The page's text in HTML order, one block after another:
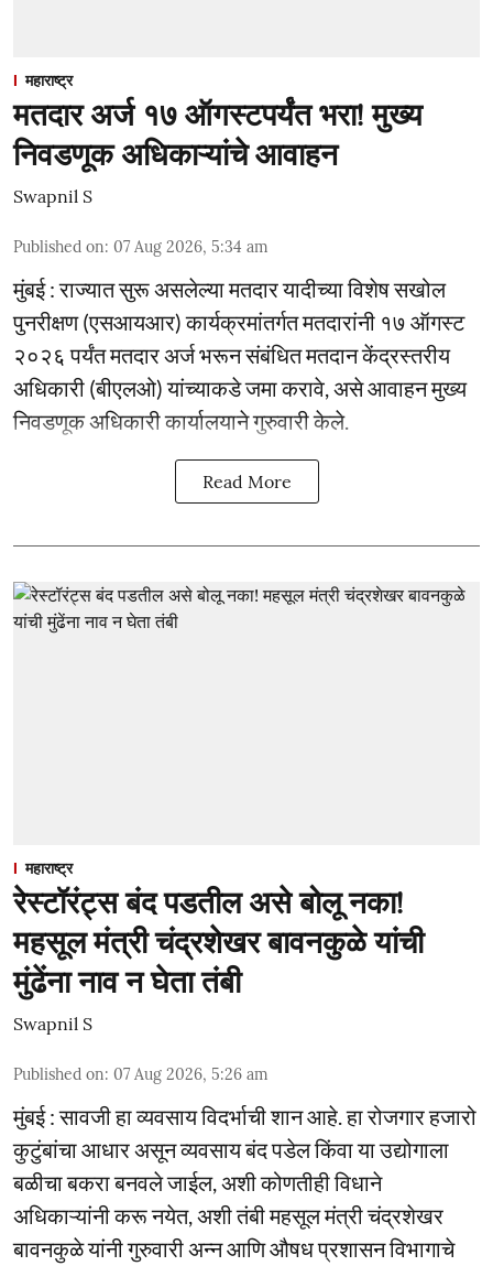
महाराष्ट्र
मतदार अर्ज १७ ऑगस्टपर्यंत भरा! मुख्य
निवडणूक अधिकाऱ्यांचे आवाहन
Swapnil S
Published on: 07 Aug 2026, 5:34 am
मुंबई : राज्यात सुरू असलेल्या मतदार यादीच्या विशेष सखोल
पुनरीक्षण (एसआयआर) कार्यक्रमांतर्गत मतदारांनी १७ ऑगस्ट
२०२६ पर्यंत मतदार अर्ज भरून संबंधित मतदान केंद्रस्तरीय
अधिकारी (बीएलओ) यांच्याकडे जमा करावे, असे आवाहन मुख्य
निवडणूक अधिकारी कार्यालयाने गुरुवारी केले.
Read More
महाराष्ट्र
रेस्टॉरंट्स बंद पडतील असे बोलू नका!
महसूल मंत्री चंद्रशेखर बावनकुळे यांची
मुंढेंना नाव न घेता तंबी
Swapnil S
Published on: 07 Aug 2026, 5:26 am
मुंबई : सावजी हा व्यवसाय विदर्भाची शान आहे. हा रोजगार हजारो
कुटुंबांचा आधार असून व्यवसाय बंद पडेल किंवा या उद्योगाला
बळीचा बकरा बनवले जाईल, अशी कोणतीही विधाने
अधिकाऱ्यांनी करू नयेत, अशी तंबी महसूल मंत्री चंद्रशेखर
बावनकुळे यांनी गुरुवारी अन्न आणि औषध प्रशासन विभागाचे